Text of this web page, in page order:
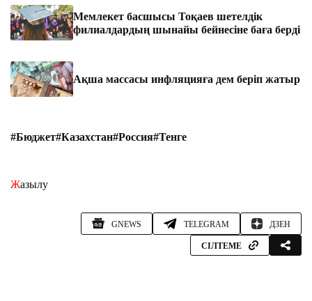
Мемлекет басшысы Тоқаев шетелдік
филиалдардың шынайы бейнесіне баға берді
Ақша массасы инфляцияға дем беріп жатыр
#Бюджет#Казахстан#Россия#Тенге
Жазылу
GNEWS TELEGRAM ДЗЕН
СІЛТЕМЕ